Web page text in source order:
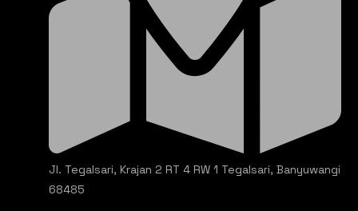
Jl. Tegalsari, Krajan 2 RT 4 RW 1 Tegalsari, Banyuwangi
68485